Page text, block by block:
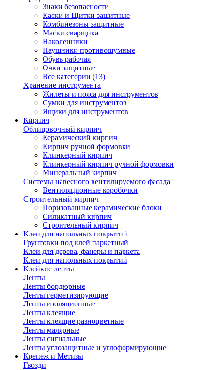
Знаки безопасности
Каски и Щитки защитные
Комбинезоны защитные
Маски сварщика
Наколенники
Наушники противошумные
Обувь рабочая
Очки защитные
Все категории (13)
Хранение инструмента
Жилеты и пояса для инструментов
Сумки для инструментов
Ящики для инструментов
Кирпич
Облицовочный кирпич
Керамический кирпич
Кирпич ручной формовки
Клинкерный кирпич
Клинкерный кирпич ручной формовки
Минеральный кирпич
Системы навесного вентилируемого фасада
Вентиляционные коробочки
Строительный кирпич
Поризованные керамические блоки
Силикатный кирпич
Строительный кирпич
Клеи для напольных покрытий
Грунтовки под клей паркетный
Клеи для дерева, фанеры и паркета
Клеи для напольных покрытий
Клейкие ленты
Ленты
Ленты бордюрные
Ленты герметизирующие
Ленты изоляционные
Ленты клеящие
Ленты клеящие разноцветные
Ленты малярные
Ленты сигнальные
Ленты углозащитные и углоформирующие
Крепеж и Метизы
Гвозди